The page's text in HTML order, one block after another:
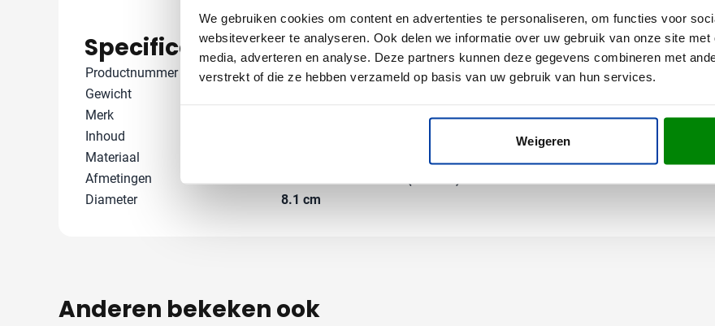
We gebruiken cookies om content en advertenties te personaliseren, om functies voor
websiteverkeer te analyseren. Ook delen we informatie over uw gebruik van onze site
media, adverteren en analyse. Deze partners kunnen deze gegevens combineren met
verstrekt of die ze hebben verzameld op basis van uw gebruik van hun services.
Weigeren
Specificaties
Productnummer
26877
Gewicht
Merk
Inhoud
Materiaal
Afmetingen
Diameter
8.1 cm
Anderen bekeken ook